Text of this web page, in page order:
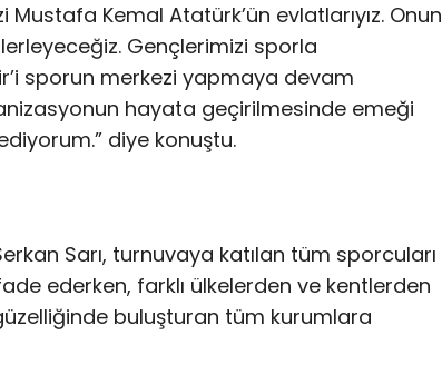
Mustafa Kemal Atatürk’ün evlatlarıyız. Onun
Gençlerimizi sporla
sporun merkezi yapmaya devam
hayata geçirilmesinde emeği
diye konuştu.
Sarı, turnuvaya katılan tüm sporcuları
ederken, farklı ülkelerden ve kentlerden
buluşturan tüm kurumlara